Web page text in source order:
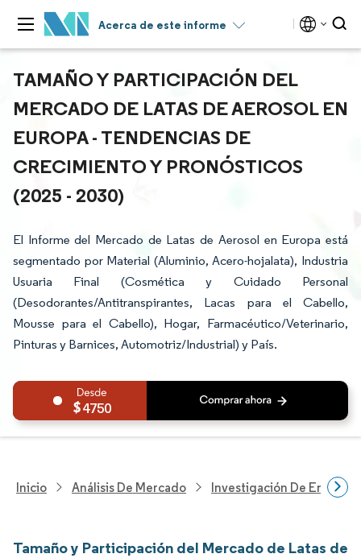
Acerca de este informe
TAMAÑO Y PARTICIPACIÓN DEL
MERCADO DE LATAS DE AEROSOL EN
EUROPA - TENDENCIAS DE
CRECIMIENTO Y PRONÓSTICOS
(2025 - 2030)
El Informe del Mercado de Latas de Aerosol en Europa está
segmentado por Material (Aluminio, Acero-hojalata), Industria
Usuaria Final (Cosmética y Cuidado Personal
(Desodorantes/Antitranspirantes, Lacas para el Cabello,
Mousse para el Cabello), Hogar, Farmacéutico/Veterinario,
Pinturas y Barnices, Automotriz/Industrial) y País.
4750
Inicio Análisis De Mercado Investigación De Envases
Tamaño y Participación del Mercado de Latas de